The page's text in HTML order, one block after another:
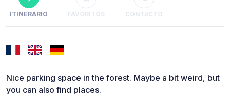
ITINERARIO FAVORITOS CONTACTO
Nice parking space in the forest. Maybe a bit weird, but
you can also find places.